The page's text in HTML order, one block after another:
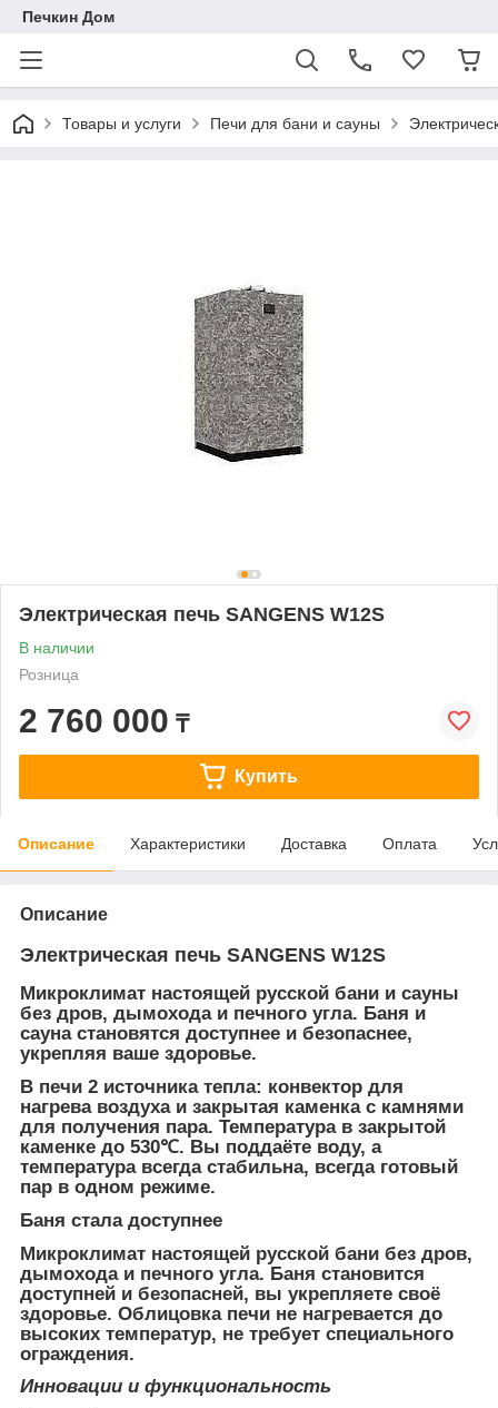
Печкин Дом
Товары и услуги Печи для бани и сауны
Электрическая печь SANGENS W12S
В наличии
Розница
2 760 000 ₸
Купить
Описание Характеристики Доставка Оплата
Описание
Электрическая печь SANGENS W12S
Микроклимат настоящей русской бани и сауны
без дров, дымохода и печного угла. Баня и
сауна становятся доступнее и безопаснее,
укрепляя ваше здоровье.
В печи 2 источника тепла: конвектор для
нагрева воздуха и закрытая каменка с камнями
для получения пара. Температура в закрытой
каменке до 530℃. Вы поддаёте воду, а
температура всегда стабильна, всегда готовый
пар в одном режиме.
Баня стала доступнее
Микроклимат настоящей русской бани без дров,
дымохода и печного угла. Баня становится
доступней и безопасней, вы укрепляете своё
здоровье. Облицовка печи не нагревается до
высоких температур, не требует специального
ограждения.
Инновации и функциональность